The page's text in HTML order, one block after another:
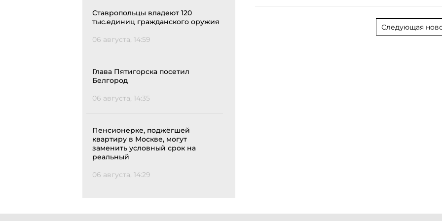
Ставропольцы владеют 120
тыс.единиц гражданского оружия
06 августа, 14:59
Глава Пятигорска посетил
Белгород
06 августа, 14:35
Пенсионерке, поджёгшей
квартиру в Москве, могут
заменить условный срок на
реальный
06 августа, 14:29
Следующая